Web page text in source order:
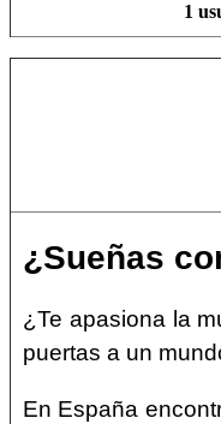
1
¿Sueñas
¿Te apasiona la
puertas a un
En España